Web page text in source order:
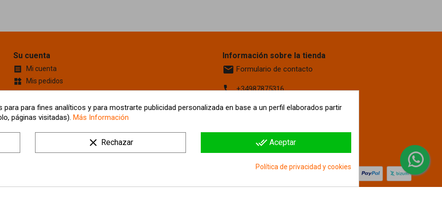
Su cuenta
 Mi cuenta
widgets Mis pedidos
Cupones de descuento
account_box Información personal
location_on Mis Direcciones
Tus ajustes de cookies
Información sobre la tienda
email Formulario de contacto
phone+34987875316
location_on Calle La Fontanilla, 6
para fines analíticos y para mostrarte publicidad personalizada en base a un perfil elaborados partir
páginas visitadas). Más Información
clear Rechazar done_all Aceptar
Política de privacidad y cookies